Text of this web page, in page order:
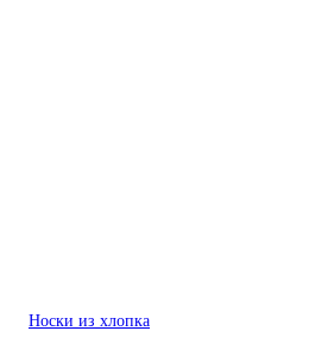
Носки из хлопка